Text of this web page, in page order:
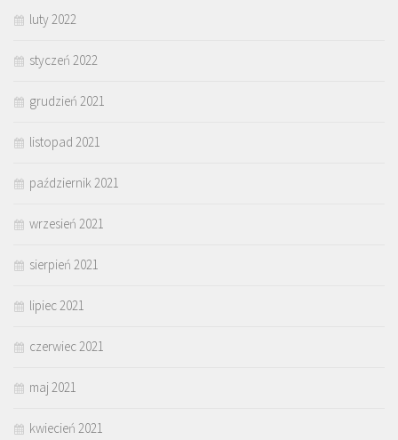
luty 2022
styczeń 2022
grudzień 2021
listopad 2021
październik 2021
wrzesień 2021
sierpień 2021
lipiec 2021
czerwiec 2021
maj 2021
kwiecień 2021